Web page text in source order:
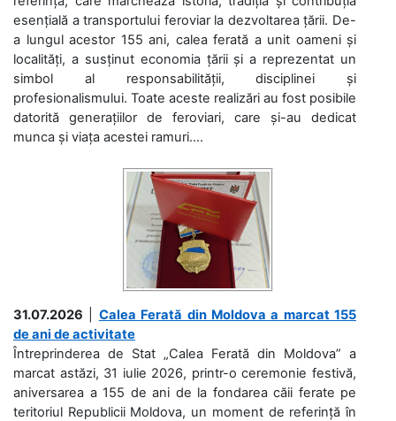
esențială a transportului feroviar la dezvoltarea țării. De-
a lungul acestor 155 ani, calea ferată a unit oameni și
localități, a susținut economia țării și a reprezentat un
simbol al responsabilității, disciplinei și
profesionalismului. Toate aceste realizări au fost posibile
datorită generațiilor de feroviari, care și-au dedicat
munca și viața acestei ramuri....
31.07.2026
Calea Ferată din Moldova a marcat 155
de ani de activitate
Întreprinderea de Stat „Calea Ferată din Moldova” a
marcat astăzi, 31 iulie 2026, printr-o ceremonie festivă,
aniversarea a 155 de ani de la fondarea căii ferate pe
teritoriul Republicii Moldova, un moment de referință în